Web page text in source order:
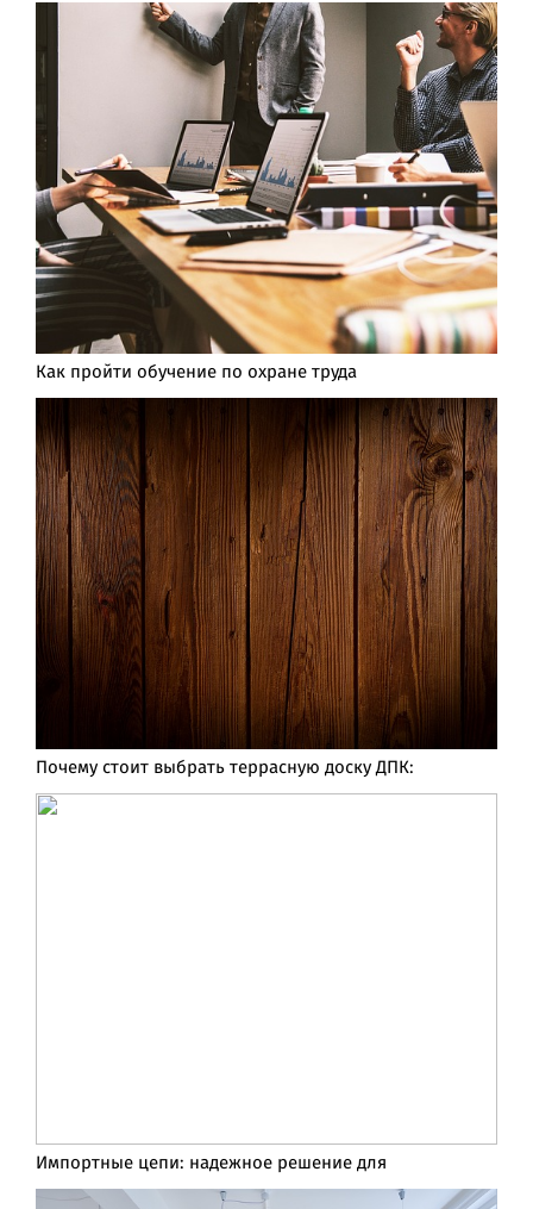
Как пройти обучение по охране труда
Почему стоит выбрать террасную доску ДПК:
Импортные цепи: надежное решение для